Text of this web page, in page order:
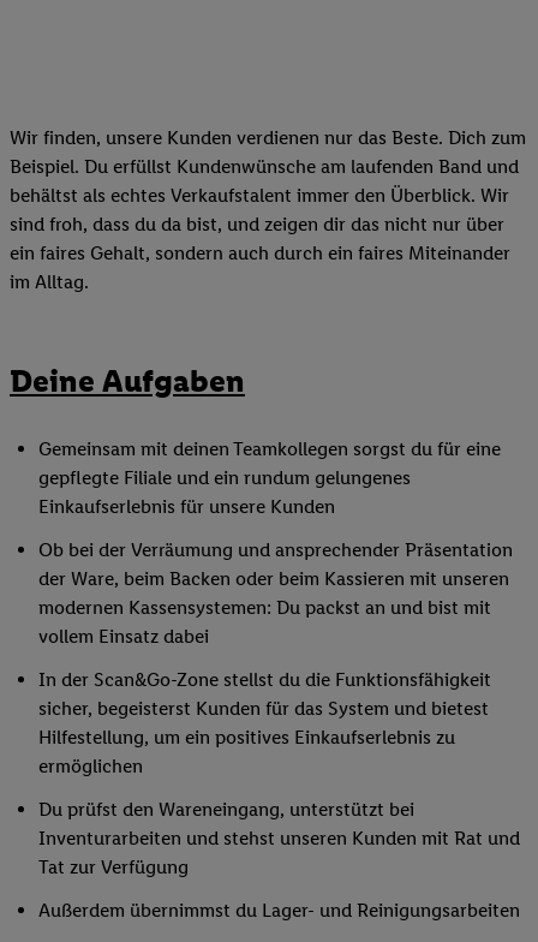
Wir finden, unsere Kunden verdienen nur das Beste. Dich zum
Beispiel. Du erfüllst Kundenwünsche am laufenden Band und
behältst als echtes Verkaufstalent immer den Überblick. Wir
sind froh, dass du da bist, und zeigen dir das nicht nur über
ein faires Gehalt, sondern auch durch ein faires Miteinander
im Alltag.
Deine Aufgaben
Gemeinsam mit deinen Teamkollegen sorgst du für eine
gepflegte Filiale und ein rundum gelungenes
Einkaufserlebnis für unsere Kunden
Ob bei der Verräumung und ansprechender Präsentation
der Ware, beim Backen oder beim Kassieren mit unseren
modernen Kassensystemen: Du packst an und bist mit
vollem Einsatz dabei
In der Scan&Go-Zone stellst du die Funktionsfähigkeit
sicher, begeisterst Kunden für das System und bietest
Hilfestellung, um ein positives Einkaufserlebnis zu
ermöglichen
Du prüfst den Wareneingang, unterstützt bei
Inventurarbeiten und stehst unseren Kunden mit Rat und
Tat zur Verfügung
Außerdem übernimmst du Lager- und Reinigungsarbeiten